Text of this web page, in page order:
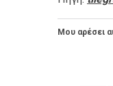
Μου αρέσει